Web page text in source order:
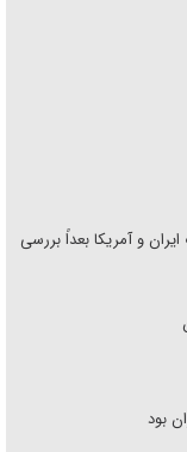
و آمریکا بعداً بررسی
بود